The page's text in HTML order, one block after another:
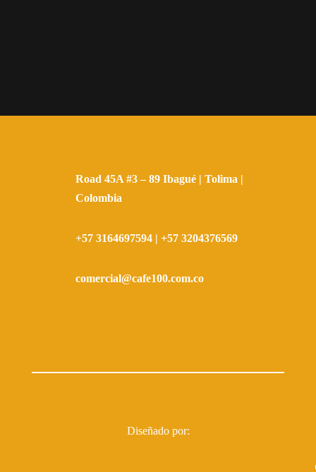
Road 45A #3 – 89 Ibagué | Tolima |
Colombia
+57 3164697594| +57 3204376569
comercial@cafe100.com.co
Diseñado por: